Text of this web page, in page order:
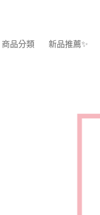
商品分類 新品推薦✨